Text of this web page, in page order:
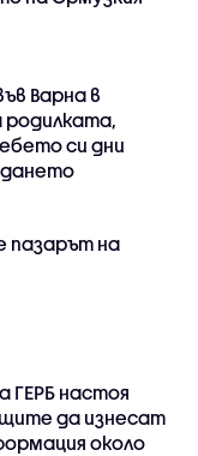
Варна в
си дни
пазарът на
ГЕРБ настоя
да изнесат
около